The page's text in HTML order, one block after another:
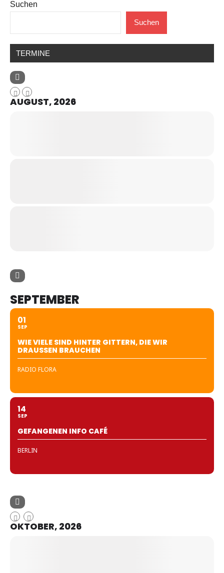
Suchen
Suchen
TERMINE
AUGUST, 2026
SEPTEMBER
01
SEP
WIE VIELE SIND HINTER GITTERN, DIE WIR
DRAUSSEN BRAUCHEN
RADIO FLORA
14
SEP
GEFANGENEN INFO CAFÉ
BERLIN
OKTOBER, 2026